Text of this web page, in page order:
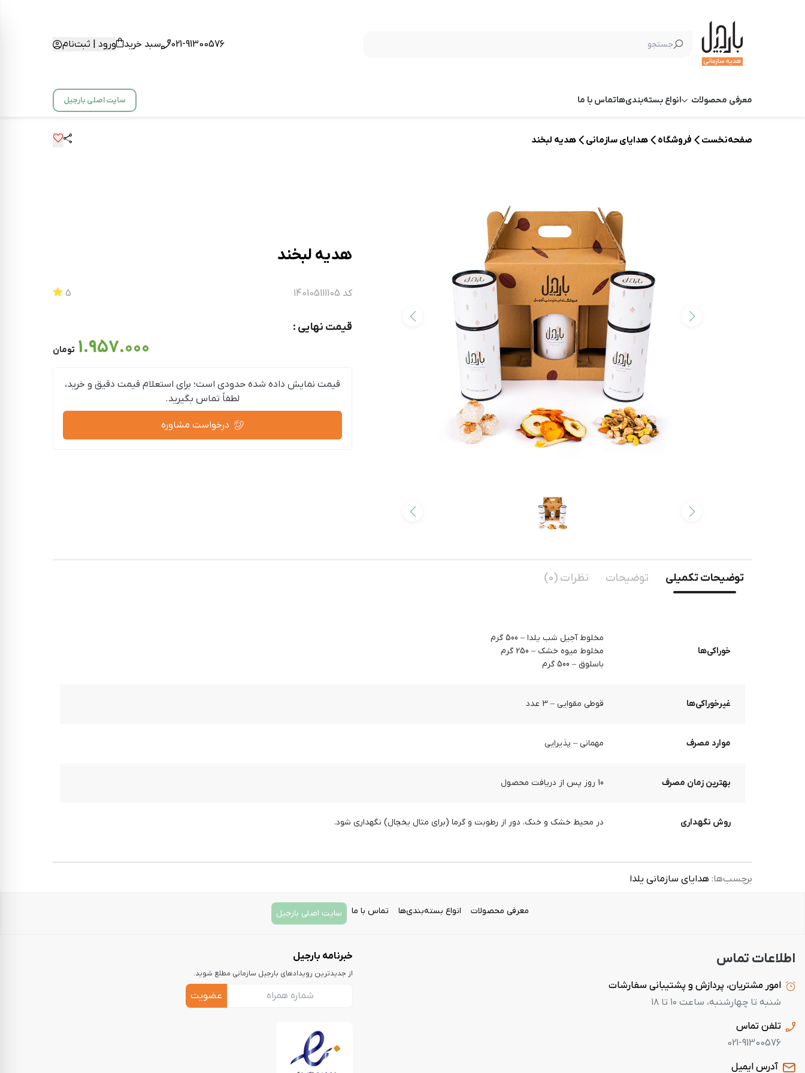
021-91300576 سبد خرید ورود | ثبت‌نام
معرفی محصولات انواع بسته‌بندی‌هاتماس با ما سایت اصلی بارجیل
صفحه‌نخست فروشگاه هدایای سازمانی هدیه لبخند
هدیه لبخند
کد 140105111105
5
قیمت نهایی :
1.957.000 تومان
قیمت نمایش داده شده حدودی است؛ برای استعلام قیمت دقیق و خرید،
لطفاً تماس بگیرید.
درخواست مشاوره
توضیحات تکمیلی توضیحات نظرات (0)
خوراکی‌ها
مخلوط آجیل شب یلدا – 500 گرم
مخلوط میوه خشک – 250 گرم
باسلوق – 500 گرم
غیرخوراکی‌ها قوطی مقوایی – 3 عدد
موارد مصرف مهمانی – پذیرایی
بهترین زمان مصرف 10 روز پس از دریافت محصول
روش نگهداری در محیط خشک و خنک، دور از رطوبت و گرما (برای مثال یخچال) نگهداری شود.
برچسب‌ها: هدایای سازمانی یلدا
معرفی محصولات انواع بسته‌بندی‌ها تماس با ما سایت اصلی بارجیل
اطلاعات تماس
امور مشتریان، پردازش و پشتیبانی سفارشات
شنبه تا چهارشنبه، ساعت ۱۰ تا ۱۸
تلفن تماس
021-91300576
آدرس ایمیل
خبرنامه بارجیل
از جدیدترین رویدادهای بارجیل سازمانی مطلع شوید.
عضویت